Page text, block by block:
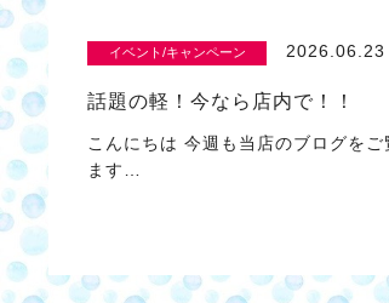
イベント/キャンペーン 2026.06.23
話題の軽！今なら店内で！！
こんにちは 今週も当店のブログを
ます…